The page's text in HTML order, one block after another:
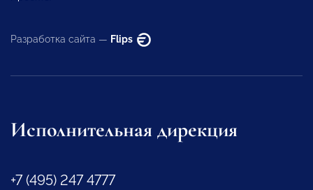
Разработка сайта — Flips
Исполнительная дирекция
+7 (495) 247 4777